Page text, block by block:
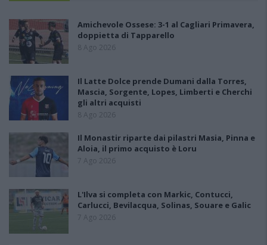
Amichevole Ossese: 3-1 al Cagliari Primavera,
doppietta di Tapparello
8 Ago 2026
Il Latte Dolce prende Dumani dalla Torres,
Mascia, Sorgente, Lopes, Limberti e Cherchi
gli altri acquisti
8 Ago 2026
Il Monastir riparte dai pilastri Masia, Pinna e
Aloia, il primo acquisto è Loru
7 Ago 2026
L'Ilva si completa con Markic, Contucci,
Carlucci, Bevilacqua, Solinas, Souare e Galic
7 Ago 2026